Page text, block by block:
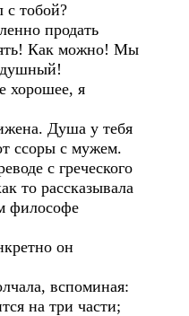
тобой?
продать
Как можно! Мы
хорошее, я
Душа у тебя
ссоры с мужем.
с греческого
то рассказывала
философе
он
вспоминая:
на три части;